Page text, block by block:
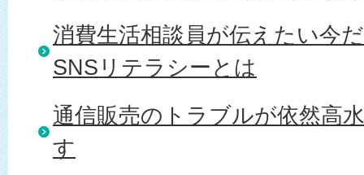
消費生活相談員が伝えたい今
SNSリテラシーとは
通信販売のトラブルが依然高
す